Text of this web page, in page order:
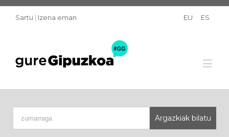
Sartu | Izena eman EU ES